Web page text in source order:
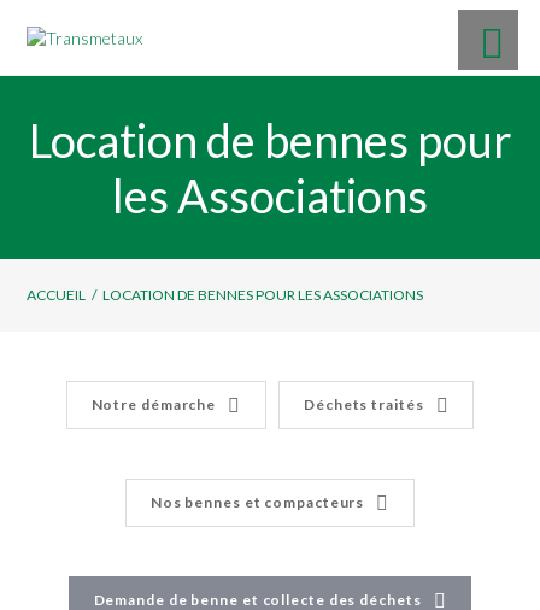
Location de bennes pour
les Associations
ACCUEIL / LOCATION DE BENNES POUR LES ASSOCIATIONS
Notre démarche Déchets traités
Nos bennes et compacteurs
Demande de benne et collecte des déchets